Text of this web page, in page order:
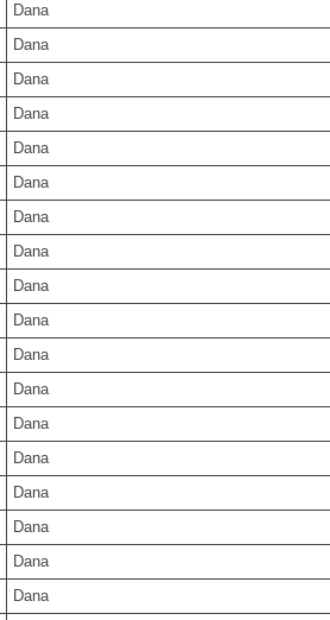
Dana
Dana
Dana
Dana
Dana
Dana
Dana
Dana
Dana
Dana
Dana
Dana
Dana
Dana
Dana
Dana
Dana
Dana